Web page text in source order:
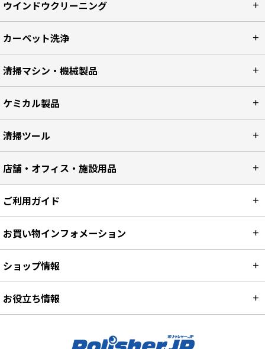
ウインドウクリーニング
カーペット洗浄
清掃マシン・機械製品
ケミカル製品
清掃ツール
店舗・オフィス・施設用品
ご利用ガイド
お買い物インフォメーション
ショップ情報
お役立ち情報